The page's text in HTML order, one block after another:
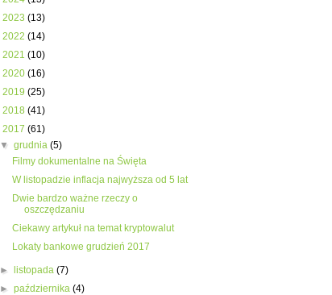
2023 (13)
2022 (14)
2021 (10)
2020 (16)
2019 (25)
2018 (41)
2017 (61)
▼grudnia(5)
Filmy dokumentalne na Święta
W listopadzie inflacja najwyższa od 5 lat
Dwie bardzo ważne rzeczy o
oszczędzaniu
Ciekawy artykuł na temat kryptowalut
Lokaty bankowe grudzień 2017
►listopada(7)
►października(4)